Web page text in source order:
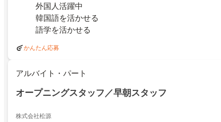
外国人活躍中
韓国語を活かせる
語学を活かせる
かんたん応募
アルバイト・パート
オープニングスタッフ／早朝スタッフ
株式会社松源